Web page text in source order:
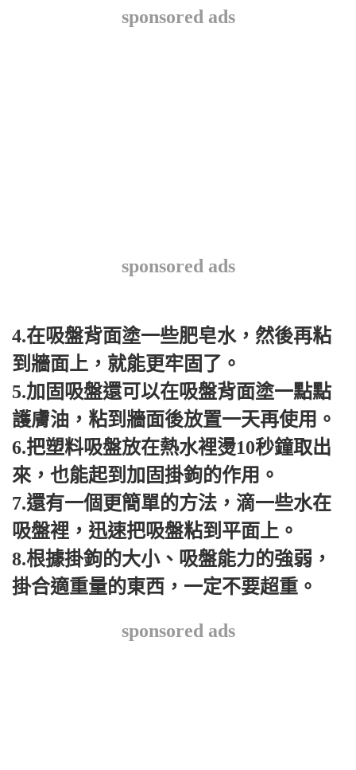
sponsored ads
sponsored ads
4.在吸盤背面塗一些肥皂水，然後再粘
到牆面上，就能更牢固了。
5.加固吸盤還可以在吸盤背面塗一點點
護膚油，粘到牆面後放置一天再使用。
6.把塑料吸盤放在熱水裡燙10秒鐘取出
來，也能起到加固掛鉤的作用。
7.還有一個更簡單的方法，滴一些水在
吸盤裡，迅速把吸盤粘到平面上。
8.根據掛鉤的大小、吸盤能力的強弱，
掛合適重量的東西，一定不要超重。
sponsored ads